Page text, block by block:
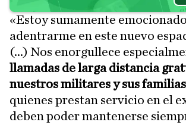
«Estoy sumamente
adentrarme en este nuevo
(...) Nos enorgullece
llamadas de larga distancia
nuestros militares y sus familias
quienes prestan servicio en el
deben poder mantenerse